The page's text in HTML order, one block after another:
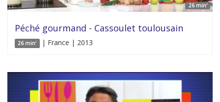
26 min'
Péché gourmand - Cassoulet toulousain
26 min' | France | 2013